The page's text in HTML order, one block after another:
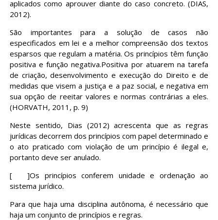
aplicados como aprouver diante do caso concreto. (DIAS,
2012).
São importantes para a solução de casos não
especificados em lei e a melhor compreensão dos textos
esparsos que regulam a matéria. Os princípios têm função
positiva e função negativa.Positiva por atuarem na tarefa
de criação, desenvolvimento e execução do Direito e de
medidas que visem a justiça e a paz social, e negativa em
sua opção de reeitar valores e normas contrárias a eles.
(HORVATH, 2011, p. 9)
Neste sentido, Dias (2012) acrescenta que as regras
jurídicas decorrem dos princípios com papel determinado e
o ato praticado com violação de um princípio é ilegal e,
portanto deve ser anulado.
[ ]Os princípios conferem unidade e ordenação ao
sistema jurídico.
Para que haja uma disciplina autônoma, é necessário que
haja um conjunto de princípios e regras.